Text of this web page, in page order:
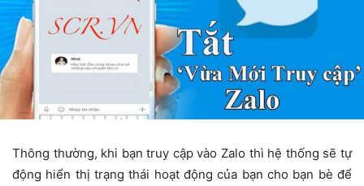
Thông thường, khi bạn truy cập vào Zalo thì hệ thống sẽ tự
động hiển thị trạng thái hoạt động của bạn cho bạn bè để